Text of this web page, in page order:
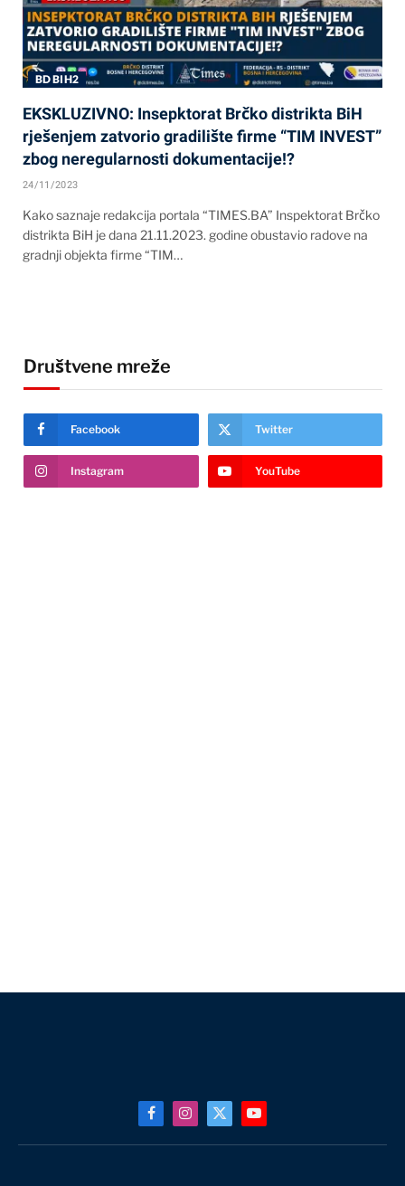
BD BIH2
EKSKLUZIVNO: Insepktorat Brčko distrikta BiH
rješenjem zatvorio gradilište firme “TIM INVEST”
zbog neregularnosti dokumentacije!?
24/11/2023
Kako saznaje redakcija portala “TIMES.BA” Inspektorat Brčko
distrikta BiH je dana 21.11.2023. godine obustavio radove na
gradnji objekta firme “TIM…
Društvene mreže
Facebook Twitter
Instagram YouTube
FacebookInstagram
X
YouTube